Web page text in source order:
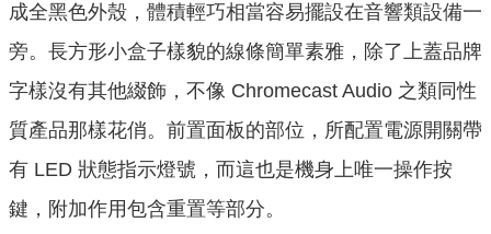
成全黑色外殼， 體積輕巧相當容易擺設在音響類設備一
旁。長方形小盒子樣貌的線條簡單素雅，除了上蓋品牌
字樣沒有其他綴飾，不像 Chromecast Audio 之類同性
質產品那樣花俏。前置面板的部位，所配置電源開關帶
有 LED 狀態指示燈號，而這也是機身上唯一操作按
鍵，附加作用包含重置等部分。